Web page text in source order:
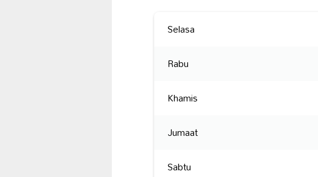
Selasa
Rabu
Khamis
Jumaat
Sabtu